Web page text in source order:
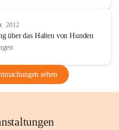
2012
über das Halten von Hunden
sehen